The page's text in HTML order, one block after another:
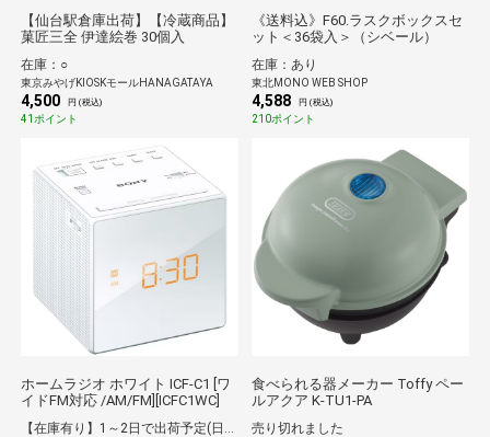
【仙台駅倉庫出荷】【冷蔵商品】
菓匠三全 伊達絵巻 30個入
在庫：○
東京みやげKIOSKモールHANAGATAYA
4,500 円 (税込)
41ポイント
《送料込》F60.ラスクボックスセ
ット＜36袋入＞（シベール）
在庫：あり
東北MONO WEB SHOP
4,588 円 (税込)
210ポイント
ホームラジオ ホワイト ICF-C1 [ワ
イドFM対応 /AM/FM][ICFC1WC]
食べられる器メーカー Toffy ペー
ルアクア K-TU1-PA
売り切れました